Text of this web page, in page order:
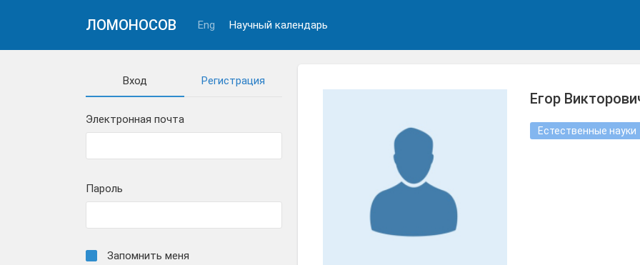
ЛОМОНОСОВ Eng Научный календарь
Вход Регистрация
Электронная почта
Пароль
Запомнить меня
Егор
Естественные науки